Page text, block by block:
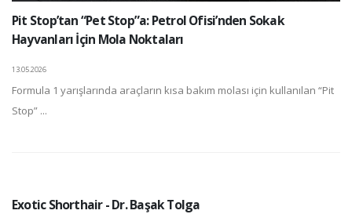
Pit Stop’tan “Pet Stop”a: Petrol Ofisi’nden Sokak
Hayvanları İçin Mola Noktaları
13.05.2026
Formula 1 yarışlarında araçların kısa bakım molası için kullanılan “Pit
Stop” ...
Exotic Shorthair - Dr. Başak Tolga